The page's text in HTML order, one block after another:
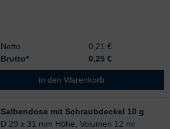
Netto
0,21 €
Brutto*
0,25 €
Salbendose mit Schraubdeckel 5 g
in den Warenkorb
Salbendose mit Schraubdeckel 10 g
D 29 x 31 mm Höhe, Volumen 12 ml